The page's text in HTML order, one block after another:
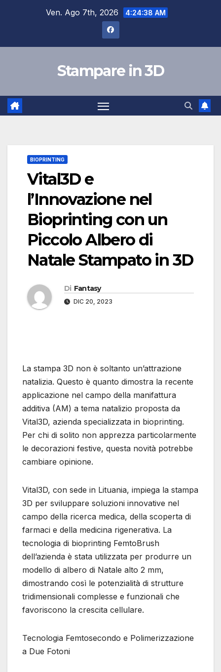
Ven. Ago 7th, 2026 4:24:39 AM
Stampare in 3D
BIOPRINTING
Vital3D e
l’Innovazione nel
Bioprinting con un
Piccolo Albero di
Natale Stampato in 3D
Di Fantasy
DIC 20, 2023
La stampa 3D non è soltanto un’attrazione
natalizia. Questo è quanto dimostra la recente
applicazione nel campo della manifattura
additiva (AM) a tema natalizio proposta da
Vital3D, azienda specializzata in bioprinting.
Per chi di solito non apprezza particolarmente
le decorazioni festive, questa novità potrebbe
cambiare opinione.
Vital3D, con sede in Lituania, impiega la stampa
3D per sviluppare soluzioni innovative nel
campo della ricerca medica, della scoperta di
farmaci e della medicina rigenerativa. La
tecnologia di bioprinting FemtoBrush
dell’azienda è stata utilizzata per produrre un
modello di albero di Natale alto 2 mm,
dimostrando così le potenzialità di strutture
tridimensionali complesse e funzionali che
favoriscono la crescita cellulare.
Tecnologia Femtosecondo e Polimerizzazione
a Due Fotoni